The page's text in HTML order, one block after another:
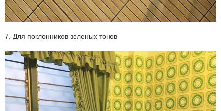
7. Для поклонников зеленых тонов